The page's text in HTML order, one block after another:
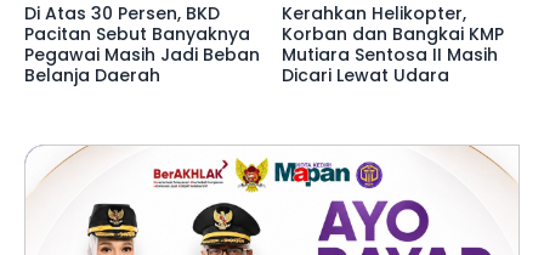
Di Atas 30 Persen, BKD
Pacitan Sebut Banyaknya
Pegawai Masih Jadi Beban
Belanja Daerah
Kerahkan Helikopter,
Korban dan Bangkai KMP
Mutiara Sentosa II Masih
Dicari Lewat Udara